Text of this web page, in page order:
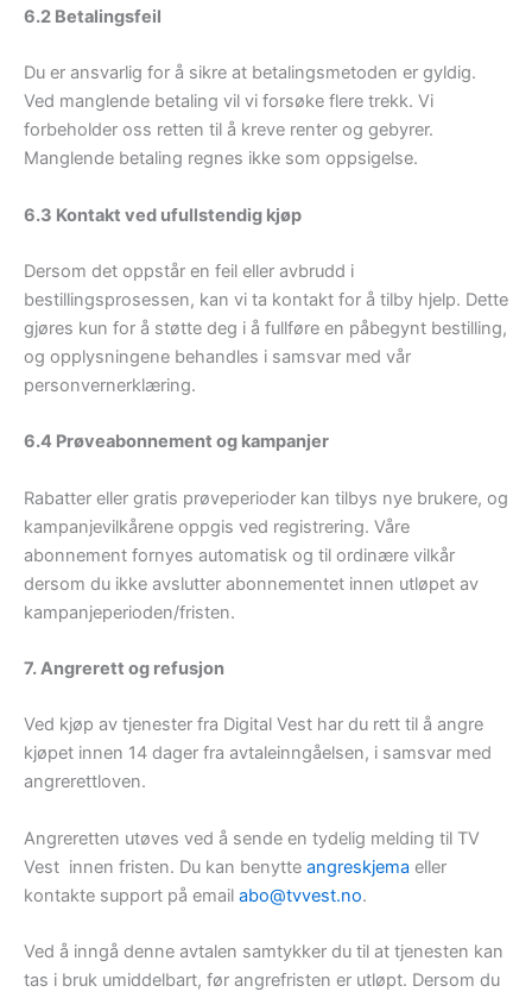
6.2 Betalingsfeil
Du er ansvarlig for å sikre at betalingsmetoden er gyldig.
Ved manglende betaling vil vi forsøke flere trekk. Vi
forbeholder oss retten til å kreve renter og gebyrer.
Manglende betaling regnes ikke som oppsigelse.
6.3 Kontakt ved ufullstendig kjøp
Dersom det oppstår en feil eller avbrudd i
bestillingsprosessen, kan vi ta kontakt for å tilby hjelp. Dette
gjøres kun for å støtte deg i å fullføre en påbegynt bestilling,
og opplysningene behandles i samsvar med vår
personvernerklæring.
6.4 Prøveabonnement og kampanjer
Rabatter eller gratis prøveperioder kan tilbys nye brukere, og
kampanjevilkårene oppgis ved registrering. Våre
abonnement fornyes automatisk og til ordinære vilkår
dersom du ikke avslutter abonnementet innen utløpet av
kampanjeperioden/fristen.
7. Angrerett og refusjon
Ved kjøp av tjenester fra Digital Vest har du rett til å angre
kjøpet innen 14 dager fra avtaleinngåelsen, i samsvar med
angrerettloven.
Angreretten utøves ved å sende en tydelig melding til TV
Vest innen fristen. Du kan benytte angreskjema eller
kontakte support på email abo@tvvest.no.
Ved å inngå denne avtalen samtykker du til at tjenesten kan
tas i bruk umiddelbart, før angrefristen er utløpt. Dersom du